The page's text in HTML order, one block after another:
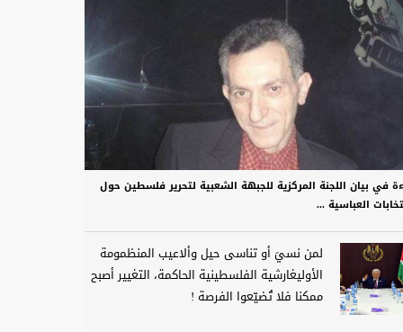
في بيان اللجنة المركزية للجبهة الشعبية لتحرير فلسطين حول
العباسية ...
لمن نسيَ أو تناسى حيل وألاعيب المنظمومة
الأوليغارشية الفلسطينية الحاكمة، التغيير أصبح
ممكنا فلا تُضيّعوا الفرصة !